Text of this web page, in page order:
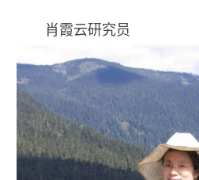
肖霞云研究员